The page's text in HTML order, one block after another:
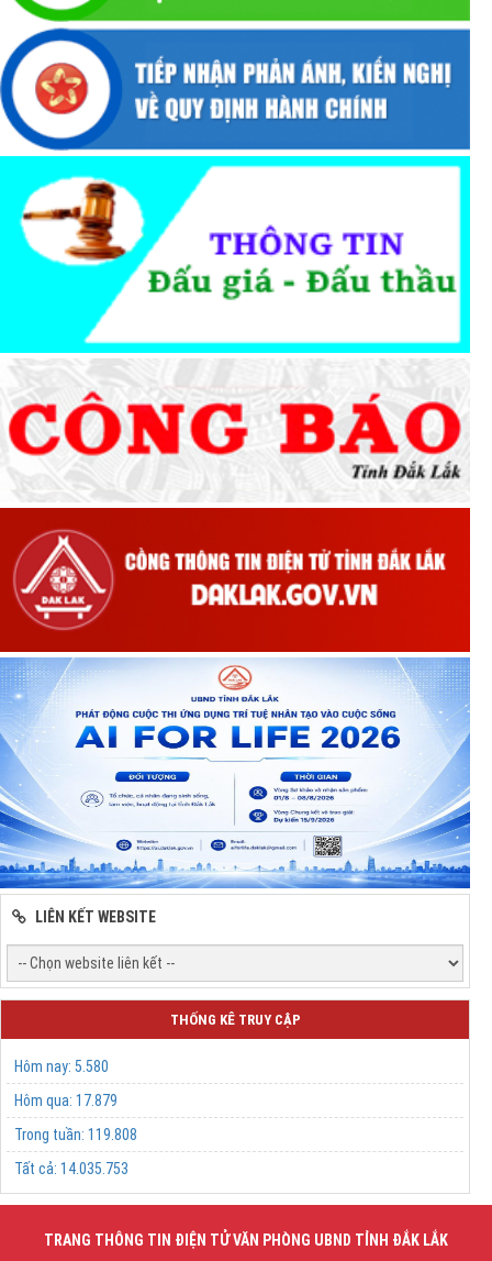
LIÊN KẾT WEBSITE
THỐNG KÊ TRUY CẬP
Hôm nay: 5.580
Hôm qua: 17.879
Trong tuần: 119.808
Tất cả: 14.035.753
TRANG THÔNG TIN ĐIỆN TỬ VĂN PHÒNG UBND TỈNH ĐẮK LẮK